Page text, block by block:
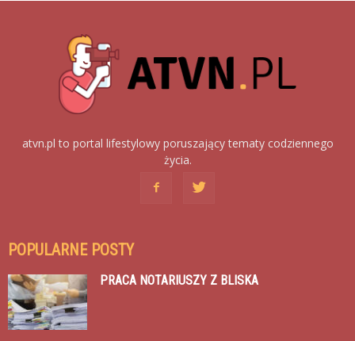
atvn.pl to portal lifestylowy poruszający tematy codziennego
życia.
POPULARNE POSTY
PRACA NOTARIUSZY Z BLISKA